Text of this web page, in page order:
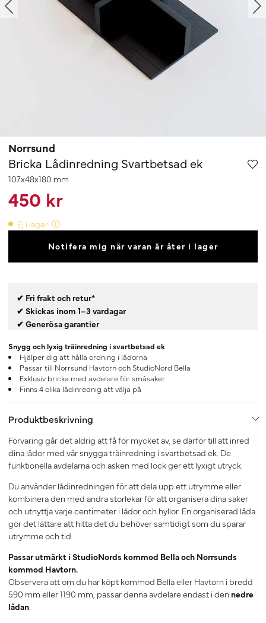
Norrsund
Bricka Lådinredning Svartbetsad ek
107x48x180 mm
450 kr
Ej i lager
Notifera mig när varan är åter i lager
✔ Fri frakt och retur*
✔ Skickas inom 1–3 vardagar
✔ Generösa garantier
Snygg och lyxig träinredning i svartbetsad ek
Hjälper dig att hålla ordning i lådorna
Passar till Norrsund Havtorn och StudioNord Bella
Exklusiv bricka med avdelare för småsaker
Finns 4 olika lådinrednig att välja på
Produktbeskrivning
Förvaring går det aldrig att få för mycket av, se därför till att inred
dina lådor med vår snygga träinredning i svartbetsad ek. De
funktionella avdelarna och asken med lock ger ett lyxigt utryck.
Du använder lådinredningen för att dela upp ett utrymme eller
kombinera den med andra storlekar för att organisera dina saker
och utnyttja varje centimeter i lådor och hyllor. En organiserad låda
gör det lättare att hitta det du behöver samtidigt som du sparar
utrymme och tid.
Passar utmärkt i StudioNords kommod Bella och Norrsunds
kommod Havtorn.
Observera att om du har köpt kommod Bella eller Havtorn i bredd
590 mm eller 1190 mm, passar denna avdelare endast i den nedre
lådan